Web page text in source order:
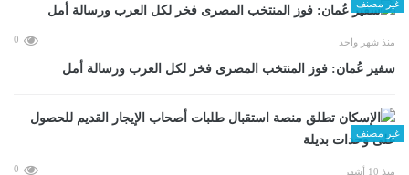
غير مصنف
منذ شهر واحد 0
سفير عُمان: فوز المنتخب المصرى فخر لكل العرب ورسالة أمل
غير مصنف
منذ 10 أشهر 0